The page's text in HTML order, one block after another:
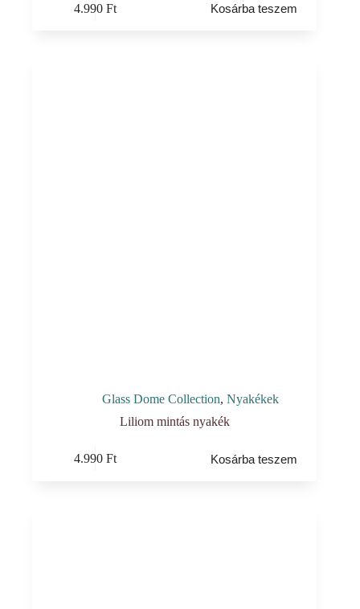
4.990Ft Kosárba teszem
Glass Dome Collection,Nyakékek
Liliom mintás nyakék
4.990Ft Kosárba teszem